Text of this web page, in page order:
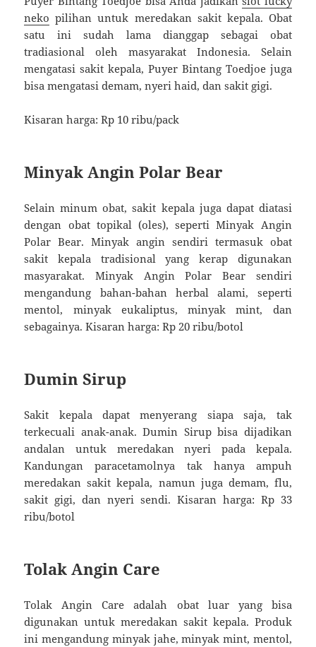
neko pilihan untuk meredakan sakit kepala. Obat
satu ini sudah lama dianggap sebagai obat
tradiasional oleh masyarakat Indonesia. Selain
mengatasi sakit kepala, Puyer Bintang Toedjoe juga
bisa mengatasi demam, nyeri haid, dan sakit gigi.
Kisaran harga: Rp 10 ribu/pack
Minyak Angin Polar Bear
Selain minum obat, sakit kepala juga dapat diatasi
dengan obat topikal (oles), seperti Minyak Angin
Polar Bear. Minyak angin sendiri termasuk obat
sakit kepala tradisional yang kerap digunakan
masyarakat. Minyak Angin Polar Bear sendiri
mengandung bahan-bahan herbal alami, seperti
mentol, minyak eukaliptus, minyak mint, dan
sebagainya. Kisaran harga: Rp 20 ribu/botol
Dumin Sirup
Sakit kepala dapat menyerang siapa saja, tak
terkecuali anak-anak. Dumin Sirup bisa dijadikan
andalan untuk meredakan nyeri pada kepala.
Kandungan paracetamolnya tak hanya ampuh
meredakan sakit kepala, namun juga demam, flu,
sakit gigi, dan nyeri sendi. Kisaran harga: Rp 33
ribu/botol
Tolak Angin Care
Tolak Angin Care adalah obat luar yang bisa
digunakan untuk meredakan sakit kepala. Produk
ini mengandung minyak jahe, minyak mint, mentol,